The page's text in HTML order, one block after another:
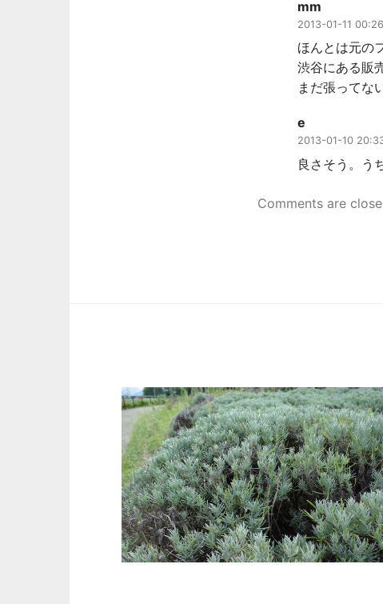
mm
2013-01-11 00:26
ほんとは元の
渋谷にある販
まだ張ってな
e
2013-01-10
良さそう。う
Comments are